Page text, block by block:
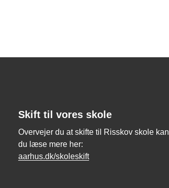
Skift til vores skole
Overvejer du at skifte til Risskov skole kan
du læse mere her:
aarhus.dk/skoleskift